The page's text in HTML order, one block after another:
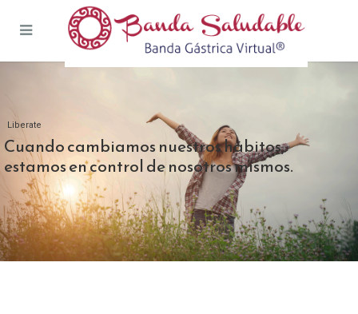
Liberate
Cuando cambiamos nuestros hábitos,
estamos en control de nosotros mismos.